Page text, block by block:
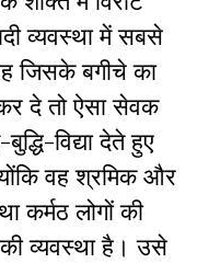
व्यवस्था में सबसे
जिसके बगीचे का
दे तो ऐसा सेवक
विद्या देते हुए
वह श्रमिक और
कर्मठ लोगों की
की व्यवस्था है। उसे